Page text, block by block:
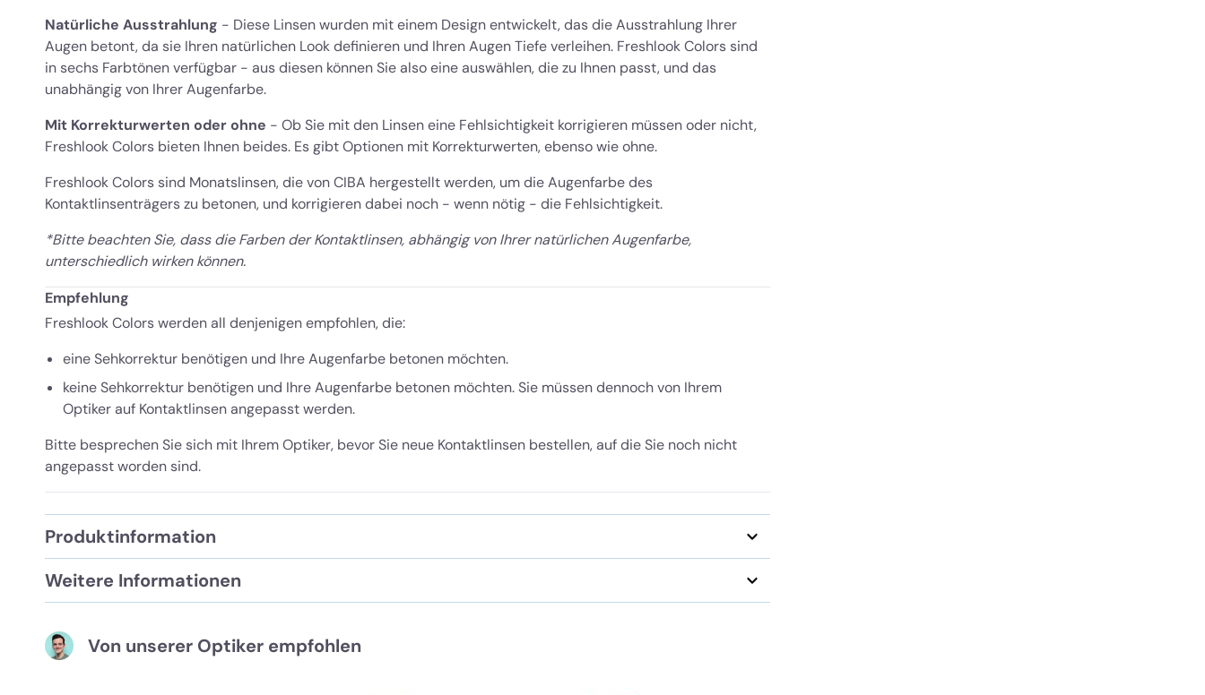
Natürliche Ausstrahlung - Diese Linsen wurden mit einem Design entwickelt, das die Ausstrahlung Ihrer
Augen betont, da sie Ihren natürlichen Look definieren und Ihren Augen Tiefe verleihen. Freshlook Colors sind
in sechs Farbtönen verfügbar - aus diesen können Sie also eine auswählen, die zu Ihnen passt, und das
unabhängig von Ihrer Augenfarbe.
Mit Korrekturwerten oder ohne - Ob Sie mit den Linsen eine Fehlsichtigkeit korrigieren müssen oder nicht,
Freshlook Colors bieten Ihnen beides. Es gibt Optionen mit Korrekturwerten, ebenso wie ohne.
Freshlook Colors sind Monatslinsen, die von CIBA hergestellt werden, um die Augenfarbe des
Kontaktlinsenträgers zu betonen, und korrigieren dabei noch - wenn nötig - die Fehlsichtigkeit.
*Bitte beachten Sie, dass die Farben der Kontaktlinsen, abhängig von Ihrer natürlichen Augenfarbe,
unterschiedlich wirken können.
Empfehlung
Freshlook Colors werden all denjenigen empfohlen, die:
eine Sehkorrektur benötigen und Ihre Augenfarbe betonen möchten.
keine Sehkorrektur benötigen und Ihre Augenfarbe betonen möchten. Sie müssen dennoch von Ihrem
Optiker auf Kontaktlinsen angepasst werden.
Bitte besprechen Sie sich mit Ihrem Optiker, bevor Sie neue Kontaktlinsen bestellen, auf die Sie noch nicht
angepasst worden sind.
Produktinformation
Weitere Informationen
Von unserer Optiker empfohlen